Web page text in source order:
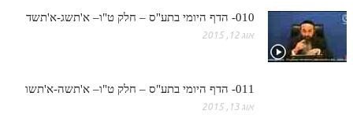
תלמוד עשר הספירות חלק ז
תלמוד עשר הספירות חלק ח
010- הדף היומי בתע"ס – חלק ט"ו– א'תשג-א'תשד
אוג 12, 2015
011- הדף היומי בתע"ס – חלק ט"ו– א'תשה-א'תשו
אוג 13, 2015